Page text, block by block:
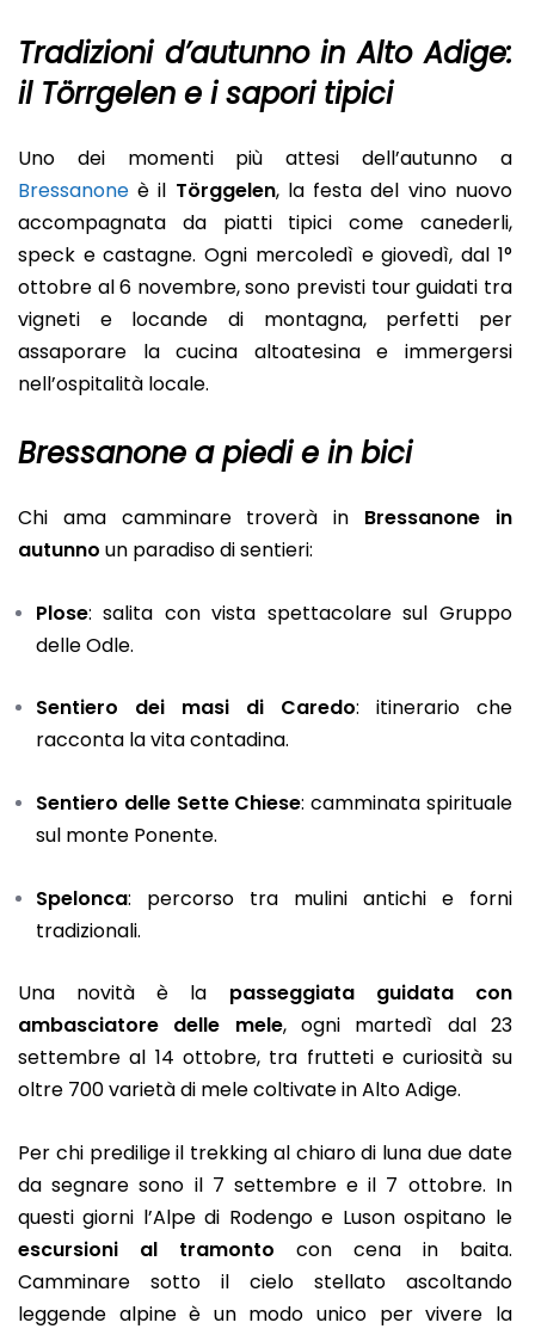
Tradizioni d’autunno in Alto Adige:
il Törrgelen e i sapori tipici
Uno dei momenti più attesi dell’autunno a
Bressanone è il Törggelen, la festa del vino nuovo
accompagnata da piatti tipici come canederli,
speck e castagne. Ogni mercoledì e giovedì, dal 1°
ottobre al 6 novembre, sono previsti tour guidati tra
vigneti e locande di montagna, perfetti per
assaporare la cucina altoatesina e immergersi
nell’ospitalità locale.
Bressanone a piedi e in bici
Chi ama camminare troverà in Bressanone in
autunno un paradiso di sentieri:
Plose: salita con vista spettacolare sul Gruppo
delle Odle.
Sentiero dei masi di Caredo: itinerario che
racconta la vita contadina.
Sentiero delle Sette Chiese: camminata spirituale
sul monte Ponente.
Spelonca: percorso tra mulini antichi e forni
tradizionali.
Una novità è la passeggiata guidata con
ambasciatore delle mele, ogni martedì dal 23
settembre al 14 ottobre, tra frutteti e curiosità su
oltre 700 varietà di mele coltivate in Alto Adige.
Per chi predilige il trekking al chiaro di luna due date
da segnare sono il 7 settembre e il 7 ottobre. In
questi giorni l’Alpe di Rodengo e Luson ospitano le
escursioni al tramonto con cena in baita.
Camminare sotto il cielo stellato ascoltando
leggende alpine è un modo unico per vivere la